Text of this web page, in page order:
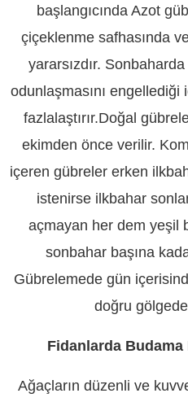
başlangıcında Azot
çiçeklenme safhasında
yararsızdır.
odunlaşmasını
fazlalaştırır.Doğal
ekimden önce verilir.
içeren gübreler erken
istenirse ilkbahar
açmayan her dem yeşil
sonbahar başına
Gübrelemede gün
doğru gölgede
Fidanlarda Budama
Ağaçların düzenli ve